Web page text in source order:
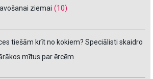
ziemai (10)
tiešām krīt no kokiem? Speciālisti skaidro
mītus par ērcēm